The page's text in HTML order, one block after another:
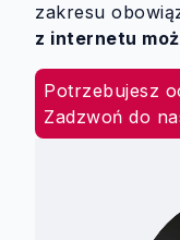
zakresu
z internetu
Potrzebujesz
Zadzwoń do